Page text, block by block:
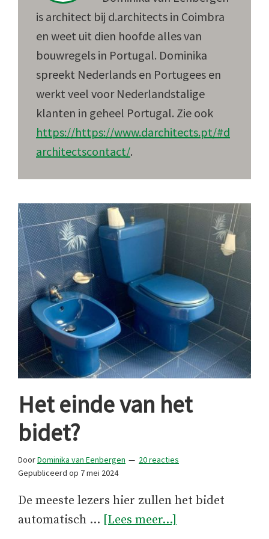
is architect bij d.architects in Coimbra
en weet uit dien hoofde alles van
bouwregels in Portugal. Dominika
spreekt Nederlands en Portugees en
werkt veel voor Nederlandstalige
klanten in geheel Portugal. Zie ook
https://https://www.darchitects.pt/#d
architectscontact/.
Het einde van het
bidet?
DoorDominika van Eenbergen
20 reacties
Gepubliceerd op 7 mei 2024
De meeste lezers hier zullen het bidet
automatisch … [Lees meer...]